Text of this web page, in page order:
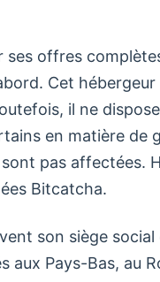
ses offres
Cet
il ne dispose
en matière de
pas affectées.
Bitcatcha.
son siège social
aux Pays-Bas, au